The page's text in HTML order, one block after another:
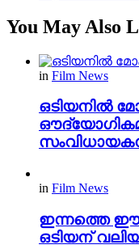
You May Also
in Film News
ഒടിയനിൽ
in Film News
ഇന്നത്തെ ഈ
ഒടിയന്